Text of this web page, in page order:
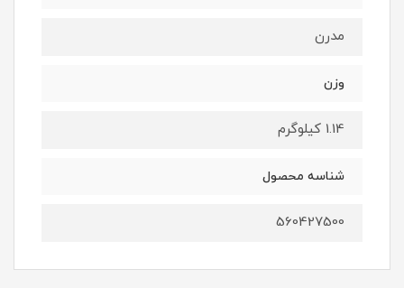
مدرن
وزن
1.14 کیلوگرم
شناسه محصول
560427500